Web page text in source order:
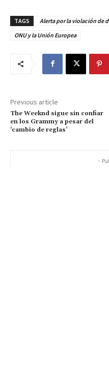
TAGS
Alerta por la violación de
ONU y la Unión Europea
Previous article
The Weeknd sigue sin confiar
en los Grammy a pesar del
‘cambio de reglas’
-